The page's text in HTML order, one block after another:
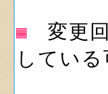
変更
してい